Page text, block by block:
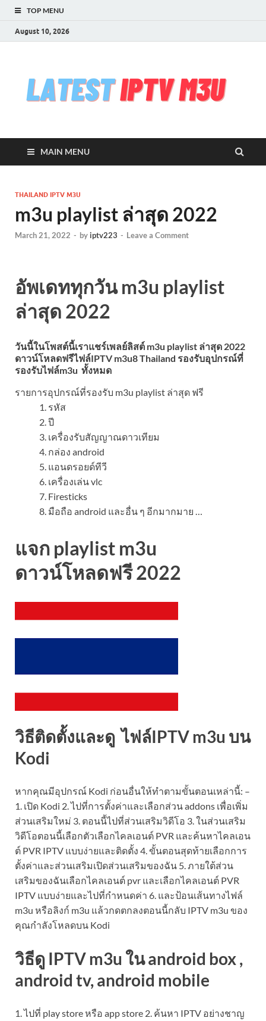
TOP MENU
August 10, 2026
&
MAIN MENU
THAILAND IPTV M3U
m3u playlist ล่าสุด 2022
March 21, 2022 - by iptv223 - Leave a Comment
อัพเดททุกวัน m3u playlist
ล่าสุด 2022
วันนี้ในโพสต์นี้เราแชร์เพลย์ลิสต์ m3u playlist ล่าสุด 2022
ดาวน์โหลดฟรีไฟล์IPTV m3u8 Thailand รองรับอุปกรณ์ที่
รองรับไฟล์m3u ทั้งหมด
รายการอุปกรณ์ที่รองรับ m3u playlist ล่าสุด ฟรี
รหัส
ปี
เครื่องรับสัญญาณดาวเทียม
กล่อง android
แอนดรอยด์ทีวี
เครื่องเล่น vlc
Firesticks
มือถือ android และอื่น ๆ อีกมากมาย …
แจก playlist m3u
ดาวน์โหลดฟรี 2022
วิธีติดตั้งและดู ไฟล์IPTV m3u บน
Kodi
หากคุณมีอุปกรณ์ Kodi ก่อนอื่นให้ทำตามขั้นตอนเหล่านี้: –
1. เปิด Kodi 2. ไปที่การตั้งค่าและเลือกส่วน addons เพื่อเพิ่ม
ส่วนเสริมใหม่ 3. ตอนนี้ไปที่ส่วนเสริมวิดีโอ 3. ในส่วนเสริม
วิดีโอตอนนี้เลือกตัวเลือกไคลเอนต์ PVR และค้นหาไคลเอน
ต์ PVR IPTV แบบง่ายและติดตั้ง 4. ขั้นตอนสุดท้ายเลือกการ
ตั้งค่าและส่วนเสริมเปิดส่วนเสริมของฉัน 5. ภายใต้ส่วน
เสริมของฉันเลือกไคลเอนต์ pvr และเลือกไคลเอนต์ PVR
IPTV แบบง่ายและไปที่กำหนดค่า 6. และป้อนเส้นทางไฟล์
m3u หรือลิงก์ m3u แล้วกดตกลงตอนนี้กลับ IPTV m3u ของ
คุณกำลังโหลดบน Kodi
วิธีดู IPTV m3u ใน android box,
android tv, android mobile
1. ไปที่ play store หรือ app store 2. ค้นหา IPTV อย่างชาญ